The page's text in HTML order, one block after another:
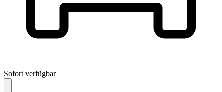
Sofort verfügbar